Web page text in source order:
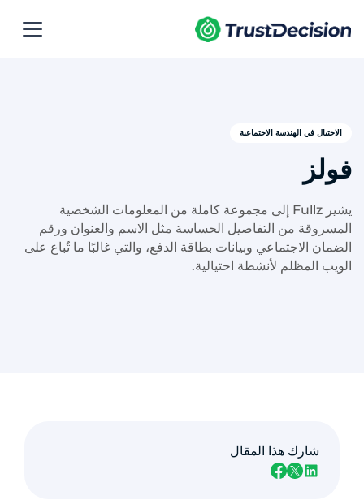
الاحتيال في الهندسة الاجتماعية
فولز
يشير Fullz إلى مجموعة كاملة من المعلومات الشخصية
المسروقة من التفاصيل الحساسة مثل الاسم والعنوان ورقم
الضمان الاجتماعي وبيانات بطاقة الدفع، والتي غالبًا ما تُباع على
الويب المظلم لأنشطة احتيالية.
شارك هذا المقال